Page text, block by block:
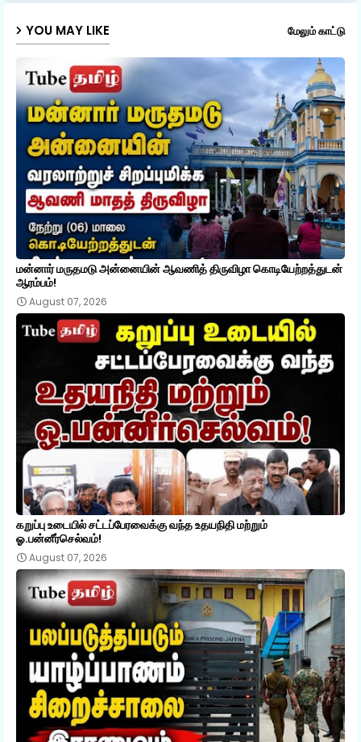
p
YOU MAY LIKE மேலும் காட்டு
மன்னார் மருதமடு அன்னையின் ஆவணித் திருவிழா கொடியேற்றத்துடன்
ஆரம்பம்!
August 07, 2026
கறுப்பு உடையில் சட்டப்பேரவைக்கு வந்த உதயநிதி மற்றும்
ஓ.பன்னீர்செல்வம்!
August 07, 2026